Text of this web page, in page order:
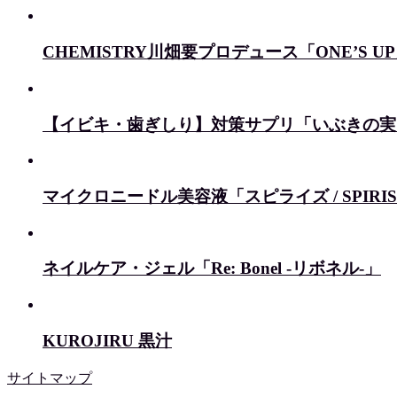
CHEMISTRY川畑要プロデュース「ONE’S UP
【イビキ・歯ぎしり】対策サプリ「いぶきの実
マイクロニードル美容液「スピライズ /
ネイルケア・ジェル「Re: Bonel -リボネル-」
KUROJIRU 黒汁
サイトマップ